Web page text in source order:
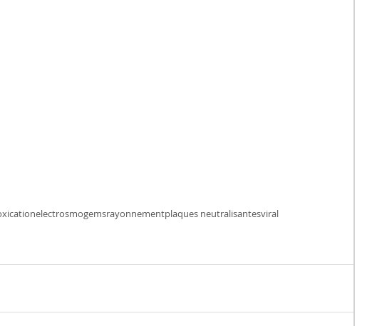
electrosmogemsrayonnementplaques neutralisantesviral